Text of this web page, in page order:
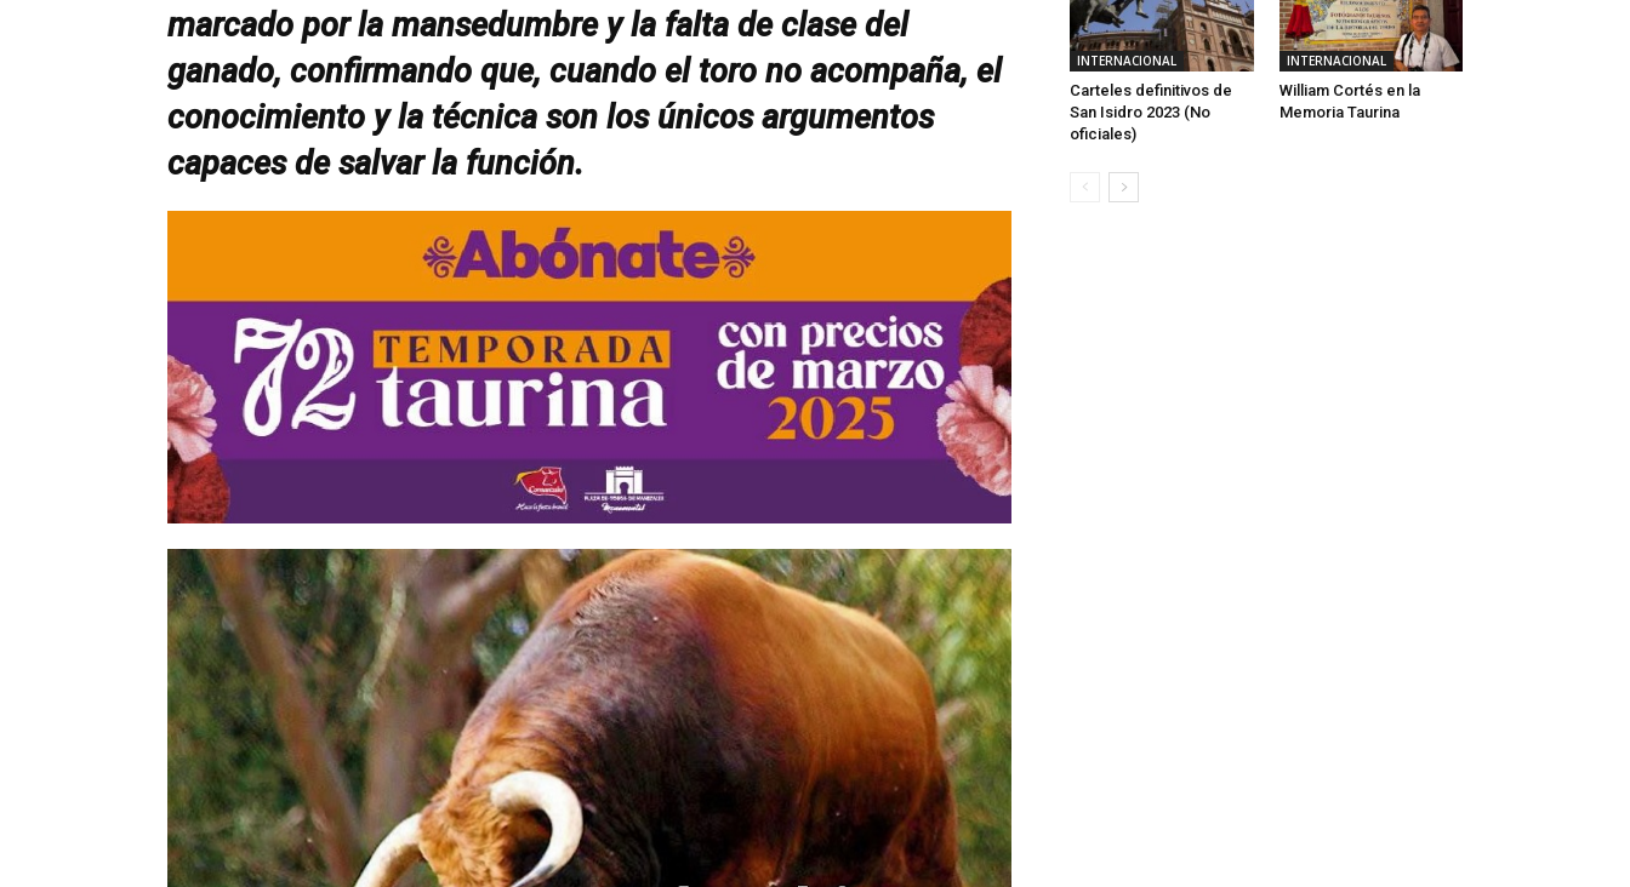
marcado por la mansedumbre y la falta de clase del
ganado, confirmando que, cuando el toro no acompaña, el
conocimiento y la técnica son los únicos argumentos
capaces de salvar la función.
INTERNACIONAL
Carteles definitivos de
San Isidro 2023 (No
oficiales)
INTERNACIONAL
William Cortés en la
Memoria Taurina